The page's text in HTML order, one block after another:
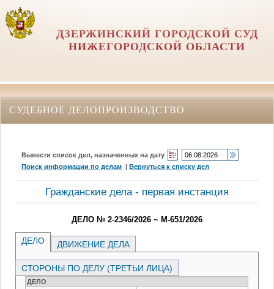
ДЗЕРЖИНСКИЙ ГОРОДСКОЙ СУД
НИЖЕГОРОДСКОЙ ОБЛАСТИ
СУДЕБНОЕ ДЕЛОПРОИЗВОДСТВО
Вывести список дел, назначенных на дату
Поиск информации по делам |Вернуться к списку дел
Гражданские дела - первая инстанция
ДЕЛО № 2-2346/2026 ~ М-651/2026
ДЕЛО ДВИЖЕНИЕ ДЕЛА
СТОРОНЫ ПО ДЕЛУ (ТРЕТЬИ ЛИЦА)
ДЕЛО